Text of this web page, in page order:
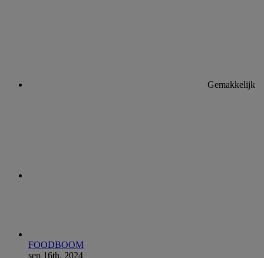
Gemakkelijk
FOODBOOM
sep 16th, 2024